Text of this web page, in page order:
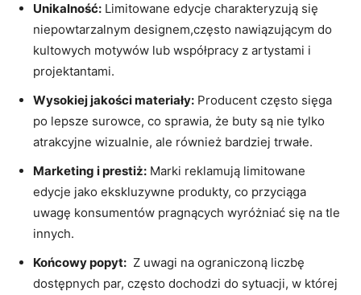
Unikalność: Limitowane ‍edycje charakteryzują się
niepowtarzalnym designem,często nawiązującym do
kultowych motywów‍ lub ⁣współpracy ⁣z artystami ⁣i
projektantami.
Wysokiej jakości materiały: Producent często‌ sięga
‍po lepsze surowce, co sprawia, że buty są nie ⁢tylko⁢
atrakcyjne ⁤wizualnie,⁣ ale również ‍bardziej trwałe.
Marketing i prestiż: Marki reklamują limitowane
edycje jako ekskluzywne produkty, co przyciąga
uwagę konsumentów ‌pragnących wyróżniać się na tle
innych.
Końcowy popyt: ‌ Z uwagi⁣ na ⁤ograniczoną⁣ liczbę
dostępnych par, często dochodzi do sytuacji,‍ w której‍